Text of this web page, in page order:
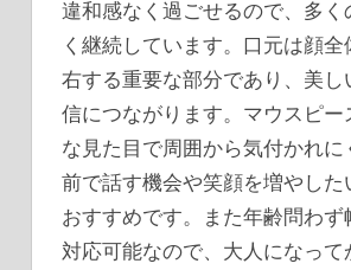
違和感なく過ごせるので、多く
く継続しています。口元は顔
右する重要な部分であり、美し
信につながります。マウスピー
な見た目で周囲から気付かれに
前で話す機会や笑顔を増やした
おすすめです。また年齢問わ
対応可能なので、大人になって